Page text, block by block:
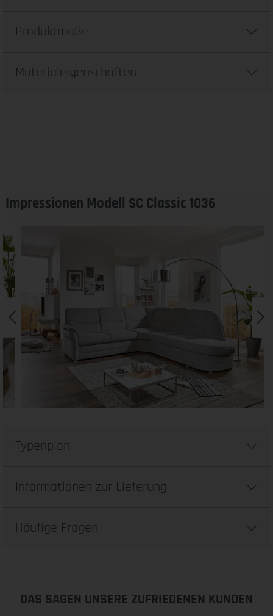
Produktmaße
Materialeigenschaften
Impressionen Modell SC Classic 1036
Typenplan
Informationen zur Lieferung
Häufige Fragen
DAS SAGEN UNSERE ZUFRIEDENEN KUNDEN